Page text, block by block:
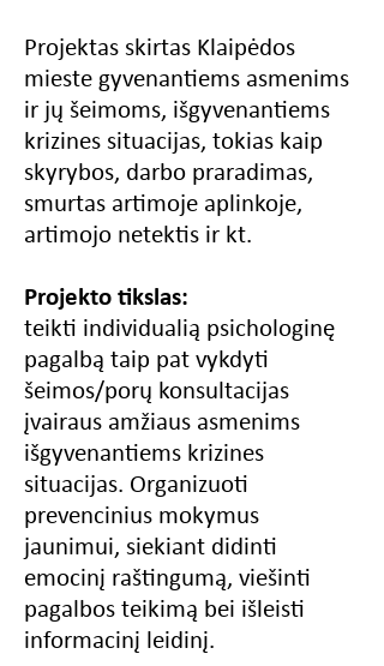
Projektas skirtas Klaipėdos
mieste gyvenantiems asmenims
ir jų šeimoms, išgyvenantiems
krizines situacijas, tokias kaip
skyrybos, darbo praradimas,
smurtas artimoje aplinkoje,
artimojo netektis ir kt.
Projekto tikslas:
teikti individualią psichologinę
pagalbą taip pat vykdyti
šeimos/porų konsultacijas
įvairaus amžiaus asmenims
išgyvenantiems krizines
situacijas. Organizuoti
prevencinius mokymus
jaunimui, siekiant didinti
emocinį raštingumą, viešinti
pagalbos teikimą bei išleisti
informacinį leidinį.